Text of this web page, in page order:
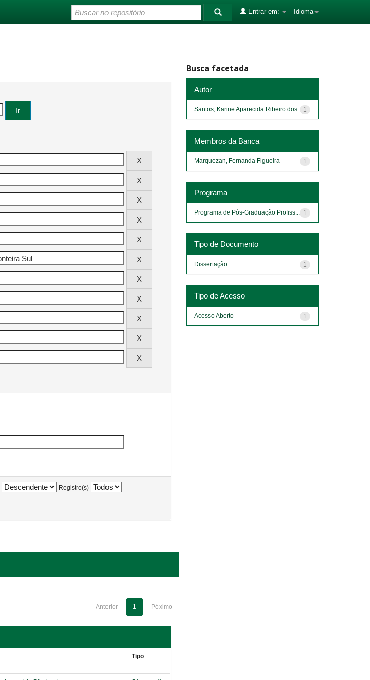
Idioma
Entrar em:
Registro(s)
Anterior 1 Póximo
Tipo
Busca facetada
Autor
1
Santos, Karine Aparecida Ribeiro dos
Membros da Banca
1
Marquezan, Fernanda Figueira
Programa
1
Programa de Pós-Graduação Profiss...
Tipo de Documento
1
Dissertação
Tipo de Acesso
1
Acesso Aberto